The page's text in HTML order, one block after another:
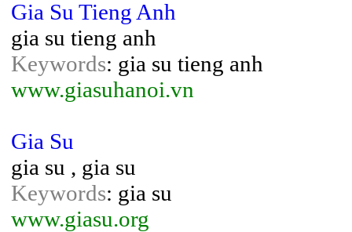
Gia Su Tieng Anh
gia su tieng anh
Keywords: gia su tieng anh
www.giasuhanoi.vn
Gia Su
gia su , gia su
Keywords: gia su
www.giasu.org